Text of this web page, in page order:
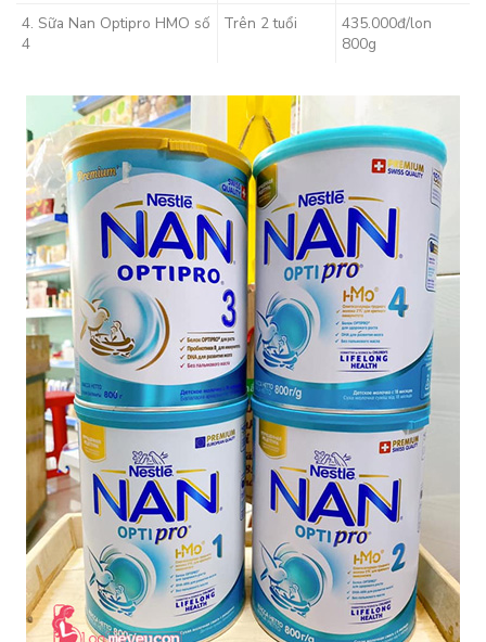
4. Sữa Nan Optipro HMO số
4
Trên 2 tuổi
435.000đ/lon
800g